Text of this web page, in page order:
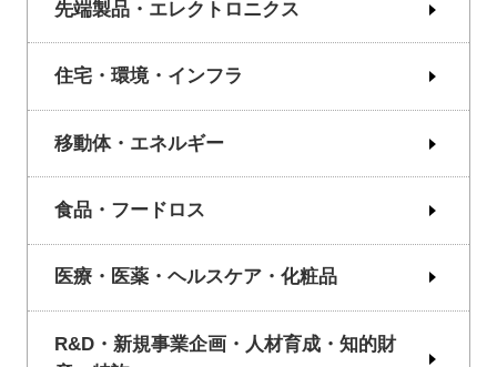
先端製品・エレクトロニクス
住宅・環境・インフラ
移動体・エネルギー
食品・フードロス
医療・医薬・ヘルスケア・化粧品
R&D・新規事業企画・人材育成・知的財